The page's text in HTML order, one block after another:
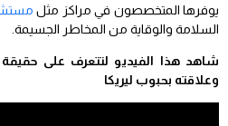
يوفرها المتخصصون في مراكز مثل
السلامة والوقاية من المخاطر الجسيمة.
شاهد هذا الفيديو لتتعرف على حقيقة
وعلاقته بحبوب ليريكا